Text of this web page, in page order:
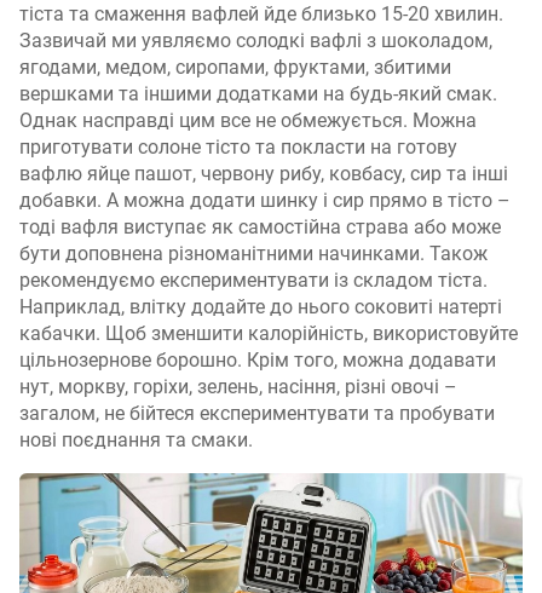
тіста та смаження вафлей йде близько 15-20 хвилин.
Зазвичай ми уявляємо солодкі вафлі з шоколадом,
ягодами, медом, сиропами, фруктами, збитими
вершками та іншими додатками на будь-який смак.
Однак насправді цим все не обмежується. Можна
приготувати солоне тісто та покласти на готову
вафлю яйце пашот, червону рибу, ковбасу, сир та інші
добавки. А можна додати шинку і сир прямо в тісто –
тоді вафля виступає як самостійна страва або може
бути доповнена різноманітними начинками. Також
рекомендуємо експериментувати із складом тіста.
Наприклад, влітку додайте до нього соковиті натерті
кабачки. Щоб зменшити калорійність, використовуйте
цільнозернове борошно. Крім того, можна додавати
нут, моркву, горіхи, зелень, насіння, різні овочі –
загалом, не бійтеся експериментувати та пробувати
нові поєднання та смаки.